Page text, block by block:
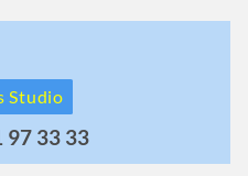
Studio
97 33 33